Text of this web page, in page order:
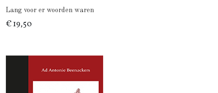
Lang voor er woorden waren
€ 19,50